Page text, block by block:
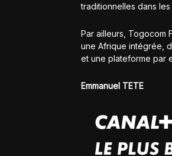
traditionnelles dans
Par ailleurs, Togocom
une Afrique intégrée,
et une plateforme par
Emmanuel TETE